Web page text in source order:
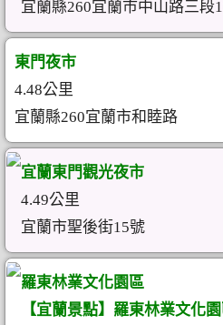
宜蘭縣260宜蘭市中山路三段
東門夜市
4.48公里
宜蘭縣260宜蘭市和睦路
宜蘭東門觀光夜市
4.49公里
宜蘭市聖後街15號
羅東林業文化園區
【宜蘭景點】羅東林業文化